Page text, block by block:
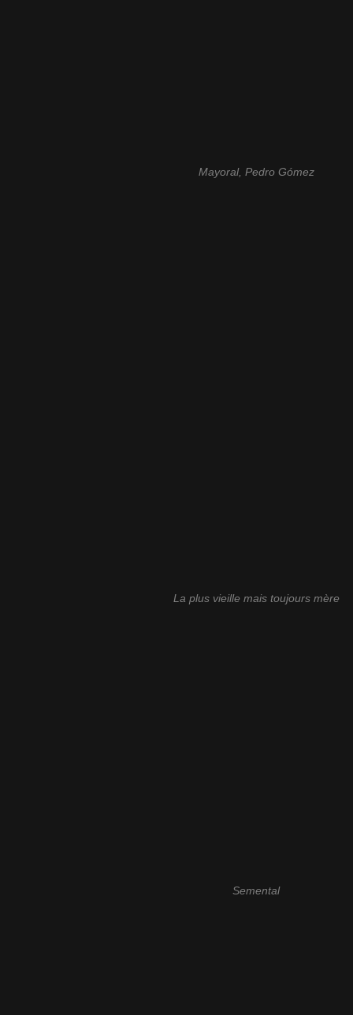
Mayoral, Pedro Gómez
La plus vieille mais toujours mère
Semental